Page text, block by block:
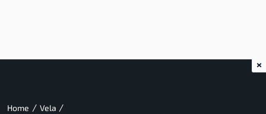
Home / Vela /
×